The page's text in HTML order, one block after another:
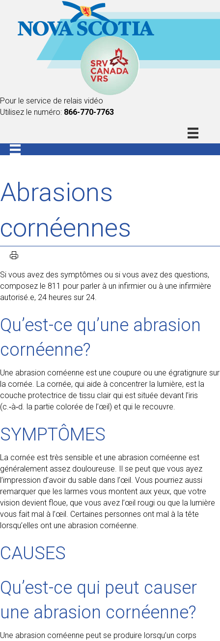
Pour le service de relais vidéo
Utilisez le numéro: 866-770-7763
Abrasions
cornéennes
Si vous avez des symptômes ou si vous avez des questions,
composez le 811 pour parler à un infirmier ou à une infirmière
autorisé.e, 24 heures sur 24.
Qu’est-ce qu’une abrasion
cornéenne?
Une abrasion cornéenne est une coupure ou une égratignure sur
la cornée. La cornée, qui aide à concentrer la lumière, est la
couche protectrice de tissu clair qui est située devant l’iris
(c.‑à‑d. la partie colorée de l’œil) et qui le recouvre.
SYMPTÔMES
La cornée est très sensible et une abrasion cornéenne est
généralement assez douloureuse. Il se peut que vous ayez
l’impression d’avoir du sable dans l’œil. Vous pourriez aussi
remarquer que les larmes vous montent aux yeux, que votre
vision devient floue, que vous avez l’œil rougi ou que la lumière
vous fait mal à l’œil. Certaines personnes ont mal à la tête
lorsqu’elles ont une abrasion cornéenne.
CAUSES
Qu’est-ce qui peut causer
une abrasion cornéenne?
Une abrasion cornéenne peut se produire lorsqu’un corps